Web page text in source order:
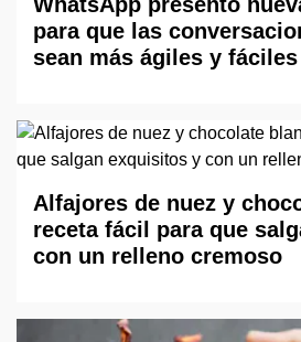
para que las
sean más ágiles y
Alfajores de nuez y
receta fácil para que
con un relleno cremoso